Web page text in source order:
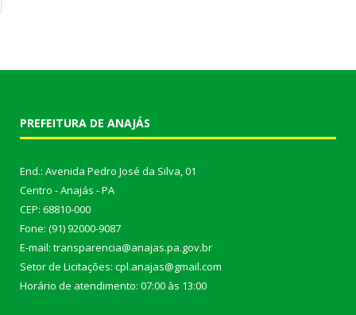
PREFEITURA DE ANAJÁS
End.: Avenida Pedro José da Silva, 01
Centro - Anajás - PA
CEP: 68810-000
Fone: (91) 92000-9087
E-mail: transparencia@anajas.pa.gov.br
Setor de Licitações: cpl.anajas@gmail.com
Horário de atendimento: 07:00 às 13:00